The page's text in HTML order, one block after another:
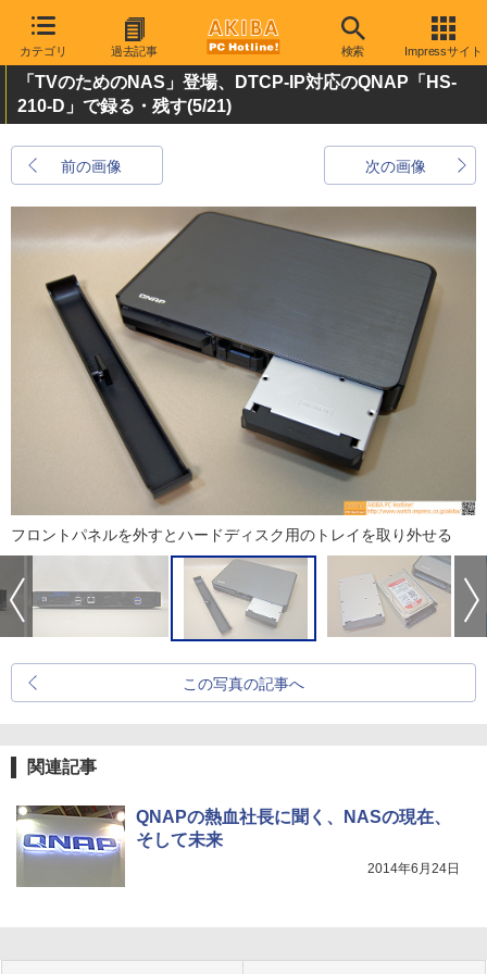
カテゴリ 過去記事 検索 Impressサイト
「TVのためのNAS」登場、DTCP-IP対応のQNAP「HS-
210-D」で録る・残す(5/21)
前の画像 次の画像
フロントパネルを外すとハードディスク用のトレイを取り外せる
この写真の記事へ
関連記事
QNAPの熱血社長に聞く、NASの現在、
そして未来
2014年6月24日